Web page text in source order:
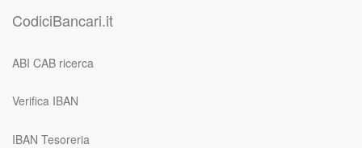
CodiciBancari.it
ABI CAB ricerca
Verifica IBAN
IBAN Tesoreria